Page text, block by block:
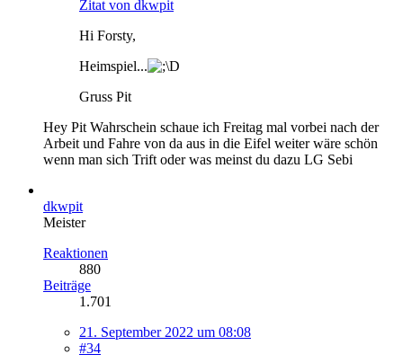
Zitat von dkwpit
Hi Forsty,
Heimspiel...
Gruss Pit
Hey Pit Wahrschein schaue ich Freitag mal vorbei nach der
Arbeit und Fahre von da aus in die Eifel weiter wäre schön
wenn man sich Trift oder was meinst du dazu LG Sebi
dkwpit
Meister
Reaktionen
880
Beiträge
1.701
21. September 2022 um 08:08
#34